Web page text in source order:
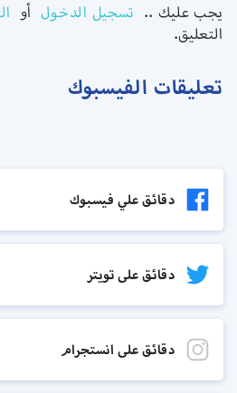
يجب عليك .. تسجيل الدخول أو
التعليق.
تعليقات الفيسبوك
دقائق علي فيسبوك
دقائق على تويتر
دقائق على انستجرام